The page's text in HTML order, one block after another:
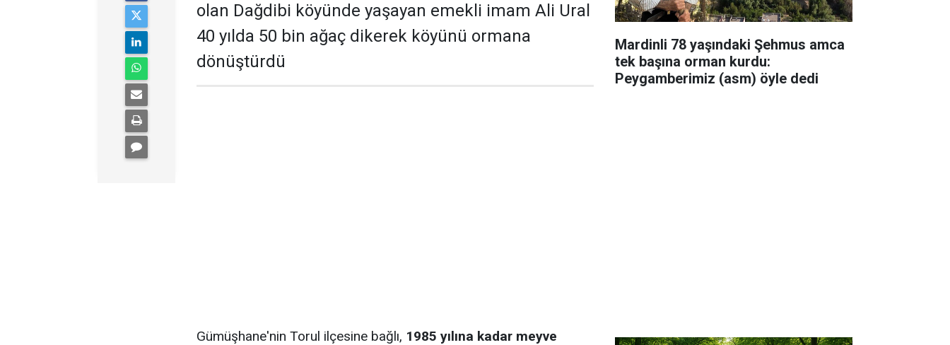
olan Dağdibi köyünde yaşayan emekli imam Ali Ural
40 yılda 50 bin ağaç dikerek köyünü ormana
dönüştürdü
Gümüşhane'nin Torul ilçesine bağlı, 1985 yılına kadar meyve
Mardinli 78 yaşındaki Şehmus amca
tek başına orman kurdu:
Peygamberimiz (asm) öyle dedi